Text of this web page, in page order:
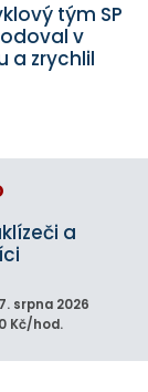
tým SP
v
a zrychlil
a
srpna 2026
Kč/hod.